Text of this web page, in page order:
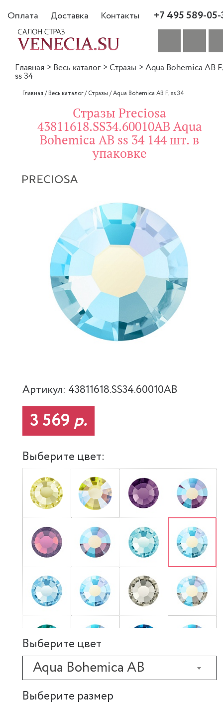
Оплата Доставка Контакты +7 495 589-
Главная > Весь каталог > Стразы > Aqua Bohemica AB
ss 34
Главная /Весь каталог/Стразы /Aqua Bohemica AB F, ss 34
Стразы Preciosa
43811618.SS34.60010AB Aqua
Bohemica AB ss 34 144 шт. в
упаковке
Артикул: 43811618.SS34.60010AB
3 569 р.
Выберите цвет:
Выберите цвет
Aqua Bohemica AB
Выберите размер